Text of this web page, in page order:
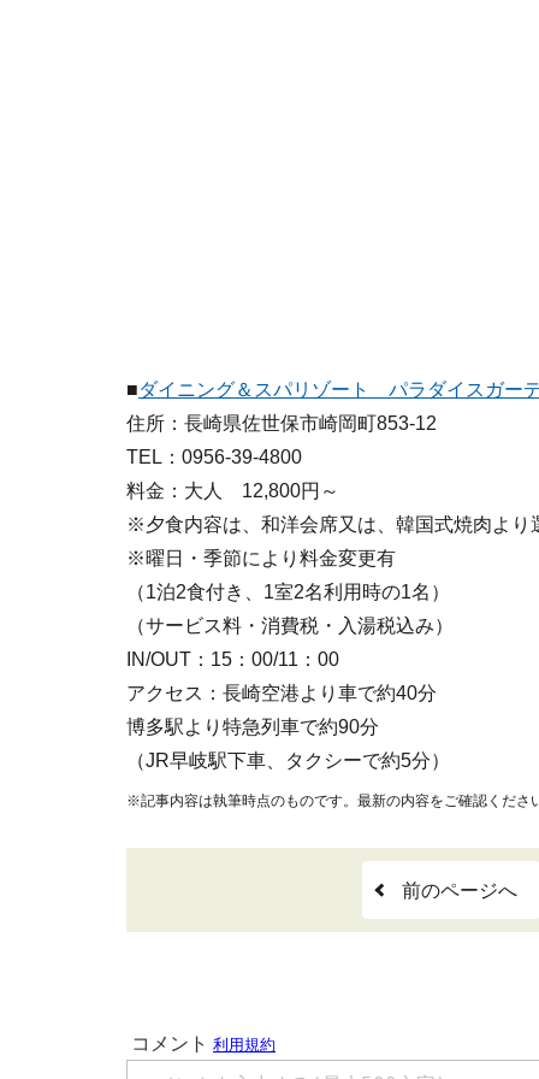
■ダイニング＆スパリゾート パラダイスガー
住所：長崎県佐世保市崎岡町853-12
TEL：0956-39-4800
料金：大人 12,800円～
※夕食内容は、和洋会席又は、韓国式焼肉より
※曜日・季節により料金変更有
（1泊2食付き、1室2名利用時の1名）
（サービス料・消費税・入湯税込み）
IN/OUT：15：00/11：00
アクセス：長崎空港より車で約40分
博多駅より特急列車で約90分
（JR早岐駅下車、タクシーで約5分）
※記事内容は執筆時点のものです。最新の内容をご確認くださ
前のページへ